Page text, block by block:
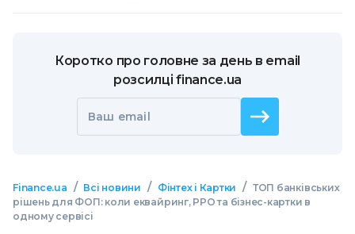
Коротко про головне за день в email
розсилці finance.ua
Ваш email
Finance.ua / Всі новини / Фінтех і Картки / ТОП банківських
рішень для ФОП: коли еквайринг, РРО та бізнес-картки в
одному сервісі